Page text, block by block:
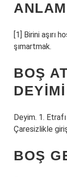
[1] Birini aşırı
şımartmak.
BOŞ
Deyim. 1.
Çaresizlikle
BOŞ